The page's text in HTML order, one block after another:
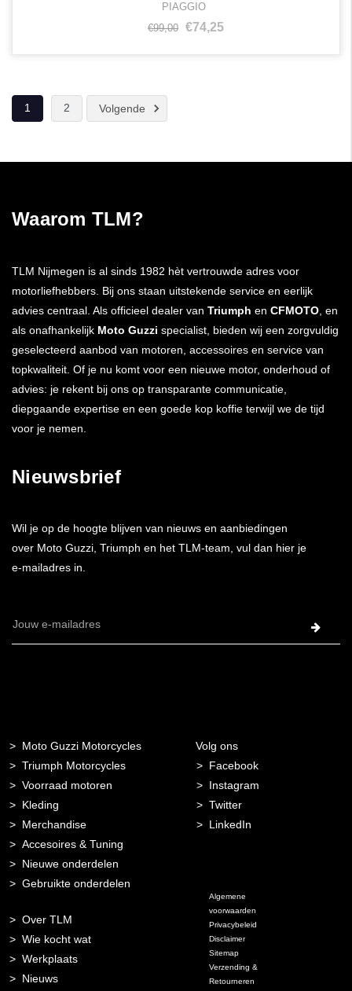
PIAGGIO
€99,00 €74,25
1 2 Volgende
Waarom TLM?
TLM Nijmegen is al sinds 1982 hèt vertrouwde adres voor
motorliefhebbers. Bij ons staan uitstekende service en eerlijk
advies centraal. Als officieel dealer van Triumph en CFMOTO , en
als onafhankelijk Moto Guzzi specialist, bieden wij een zorgvuldig
geselecteerd aanbod van motoren, accessoires en service van
topkwaliteit. Of je nu komt voor een nieuwe motor, onderhoud of
advies: je rekent bij ons op transparante communicatie,
diepgaande expertise en een goede kop koffie terwijl we de tijd
voor je nemen.
Nieuwsbrief
Wil je op de hoogte blijven van nieuws en aanbiedingen
over Moto Guzzi, Triumph en het TLM-team, vul dan hier je
e-mailadres in.
E-
Moto Guzzi Motorcycles
Triumph Motorcycles
Voorraad motoren
Kleding
Merchandise
Accesoires & Tuning
Nieuwe onderdelen
Gebruikte onderdelen
Over TLM
Wie kocht wat
Werkplaats
Nieuws
Volg ons
Facebook
Instagram
Twitter
LinkedIn
Algemene
voorwaarden
Privacybeleid
Disclaimer
Sitemap
Verzending &
Retourneren